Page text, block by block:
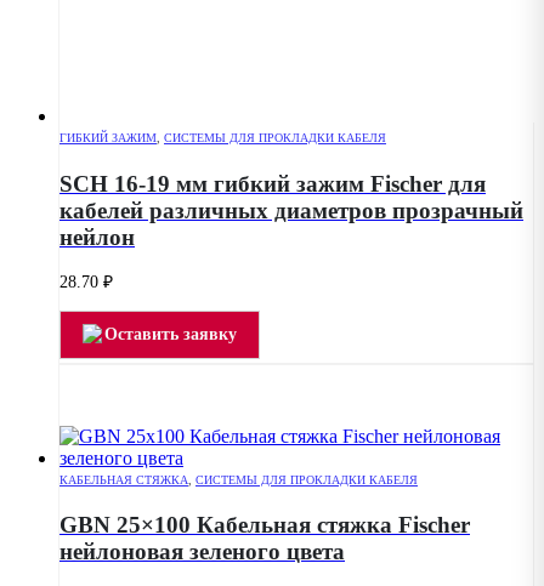
ГИБКИЙ ЗАЖИМ, СИСТЕМЫ ДЛЯ ПРОКЛАДКИ КАБЕЛЯ
SCH 16-19 мм гибкий зажим Fischer для
кабелей различных диаметров прозрачный
нейлон
28.70 ₽
Оставить заявку
КАБЕЛЬНАЯ СТЯЖКА СИСТЕМЫ ДЛЯ ПРОКЛАДКИ КАБЕЛЯ
GBN 25×100 Кабельная стяжка Fischer
нейлоновая зеленого цвета